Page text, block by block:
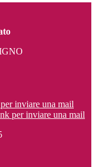
inviare una mail
per inviare una mail